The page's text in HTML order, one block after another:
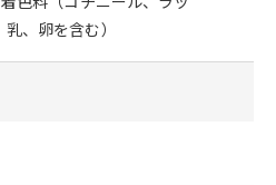
、卵を含む）